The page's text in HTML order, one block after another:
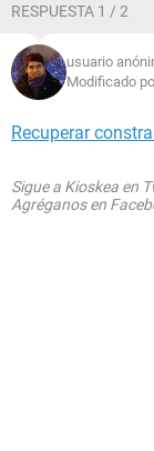
RESPUESTA 1 / 2
usuario
Modificado
Recuperar
Sigue a Kioskea en
Agréganos en